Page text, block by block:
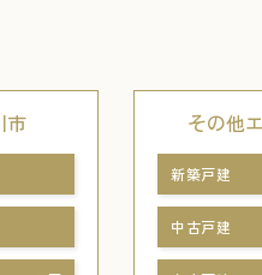
市 その他
新築戸建
中古戸建